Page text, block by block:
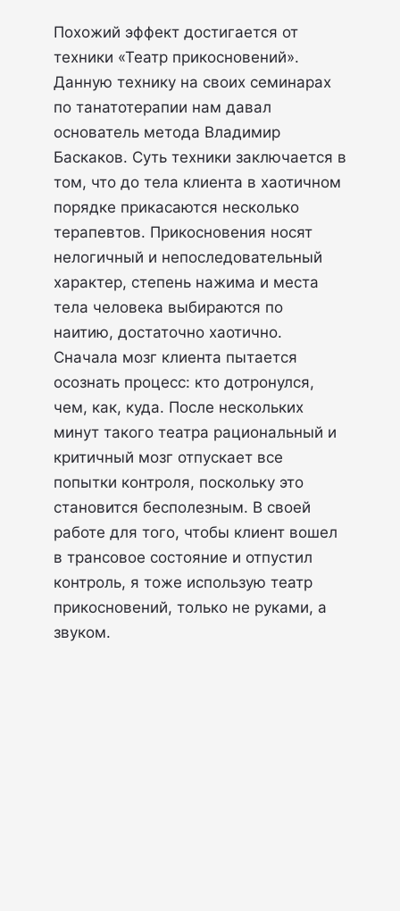
Похожий эффект достигается от
техники «Театр прикосновений».
Данную технику на своих семинарах
по танатотерапии нам давал
основатель метода Владимир
Баскаков. Суть техники заключается в
том, что до тела клиента в хаотичном
порядке прикасаются несколько
терапевтов. Прикосновения носят
нелогичный и непоследовательный
характер, степень нажима и места
тела человека выбираются по
наитию, достаточно хаотично.
Сначала мозг клиента пытается
осознать процесс: кто дотронулся,
чем, как, куда. После нескольких
минут такого театра рациональный и
критичный мозг отпускает все
попытки контроля, поскольку это
становится бесполезным. В своей
работе для того, чтобы клиент вошел
в трансовое состояние и отпустил
контроль, я тоже использую театр
прикосновений, только не руками, а
звуком.